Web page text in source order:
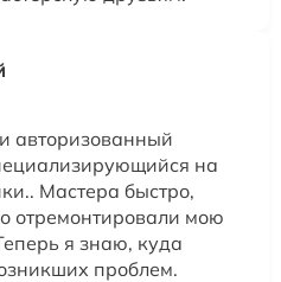
авторизованный
на
Мастера быстро,
отремонтировали мою
я знаю, куда
проблем.